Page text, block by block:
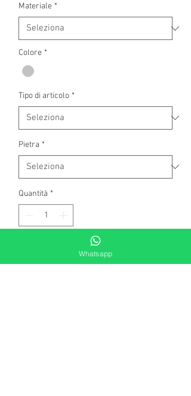
Materiale *
Colore *
Tipo di articolo *
Pietra *
Quantità *
Aggiungi al carrello
Whatsapp